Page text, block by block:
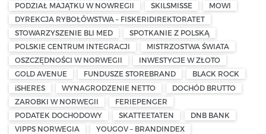
PODZIAŁ MAJĄTKU W NOWREGII
SKILSMISSE
MOWI
DYREKCJA RYBOŁÓWSTWA – FISKERIDIREKTORATET
STOWARZYSZENIE BLI MED
SPOTKANIE Z POLSKĄ
POLSKIE CENTRUM INTEGRACJI
MISTRZOSTWA ŚWIATA
OSZCZĘDNOŚCI W NORWEGII
INWESTYCJE W ZŁOTO
GOLD AVENUE
FUNDUSZE STOREBRAND
BLACK ROCK
iSHERES
WYNAGRODZENIE NETTO
DOCHÓD BRUTTO
ZAROBKI W NORWEGII
FERIEPENGER
PODATEK DOCHODOWY
SKATTEETATEN
DNB BANK
VIPPS NORWEGIA
YOUGOV – BRANDINDEX